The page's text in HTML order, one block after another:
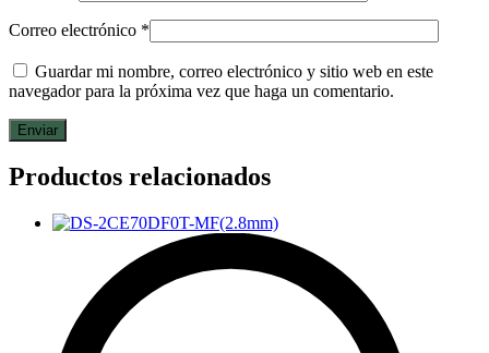
Correo electrónico *
Guardar mi nombre, correo electrónico y sitio web en este
navegador para la próxima vez que haga un comentario.
Productos relacionados